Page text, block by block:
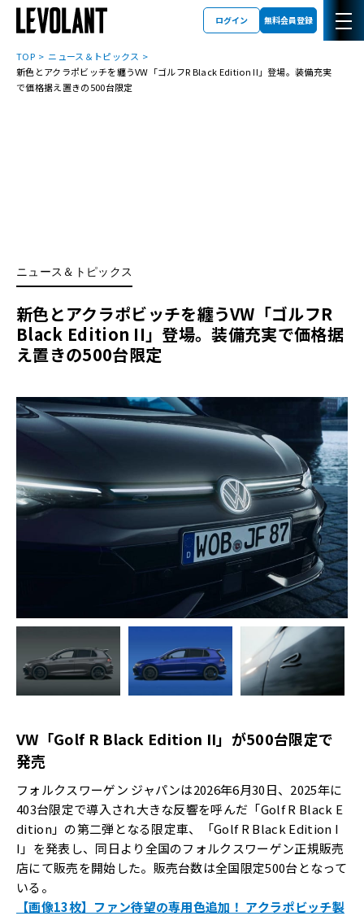
ログイン 無料会員登録
TOP
ニュース＆トピックス
新色とアクラポビッチを纏うVW「ゴルフR Black Edition II」登場。装備充実
で価格据え置きの500台限定
ニュース＆トピックス
新色とアクラポビッチを纏うVW「ゴルフR
Black Edition II」登場。装備充実で価格据
え置きの500台限定
VW「Golf R Black Edition II」が500台限定で
発売
フォルクスワーゲン ジャパンは2026年6月30日、2025年に
403台限定で導入され大きな反響を呼んだ「Golf R Black E
dition」の第二弾となる限定車、「Golf R Black Edition I
I」を発表し、同日より全国のフォルクスワーゲン正規販売
店にて販売を開始した。販売台数は全国限定500台となって
いる。
【画像13枚】ファン待望の専用色追加！ アクラポビッチ製